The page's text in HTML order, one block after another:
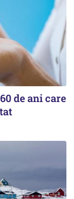
de ani care